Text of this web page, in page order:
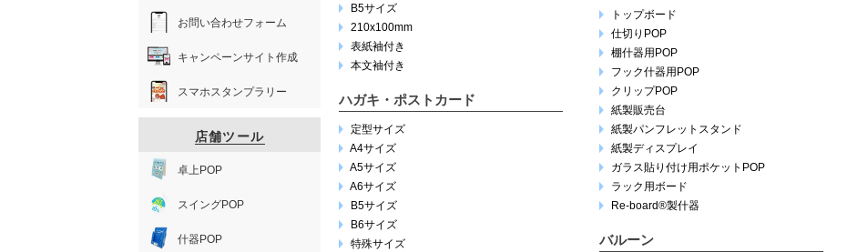
B5サイズ
210x100mm
表紙袖付き
本文袖付き
ハガキ・ポストカード
定型サイズ
A4サイズ
A5サイズ
A6サイズ
B5サイズ
B6サイズ
特殊サイズ
トップボード
仕切りPOP
棚什器用POP
フック什器用POP
クリップPOP
紙製販売台
紙製パンフレットスタンド
紙製ディスプレイ
ガラス貼り付け用ポケットPOP
ラック用ボード
Re-board®︎製什器
バルーン
お問い合わせフォーム
キャンペーンサイト作成
スマホスタンプラリー
店舗ツール
卓上POP
スイングPOP
什器POP